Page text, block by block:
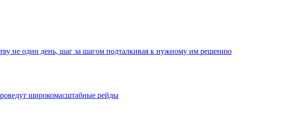
не один день, шаг за шагом подталкивая к нужному им решению
широкомасштабные рейды